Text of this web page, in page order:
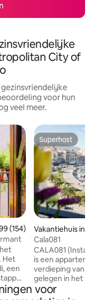
City of
voor hun
veel meer.
beoordeling van
(154)
Het
een
Superhost
Superhost
Vakantiehuis in
Cala081
CALA081
is een
verdieping van
gelegen in het
centrum van Palermo. Aan
liggen veel van
voor